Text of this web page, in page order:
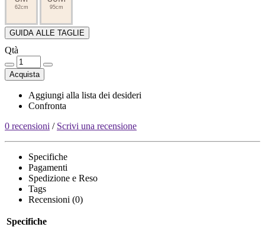
62cm 95cm
GUIDA ALLE TAGLIE
Qtà
Acquista
Aggiungi alla lista dei desideri
Confronta
0 recensioni / Scrivi una recensione
Specifiche
Pagamenti
Spedizione e Reso
Tags
Recensioni (0)
Specifiche